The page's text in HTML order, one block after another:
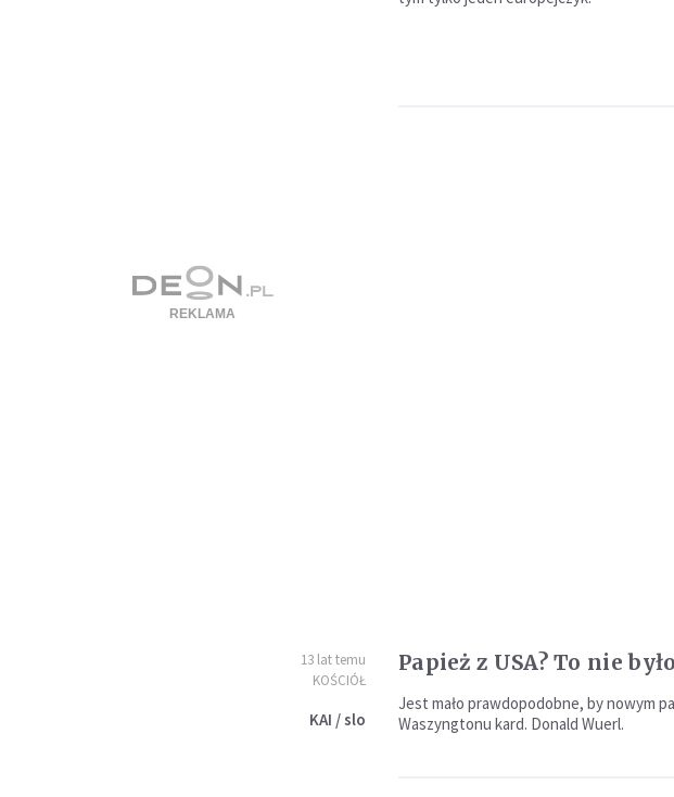
13 lat temu
KOŚCIÓŁ
KAI / slo
Papież z USA? To nie
Jest mało prawdopodobne, by nowym
Waszyngtonu kard. Donald Wuerl.